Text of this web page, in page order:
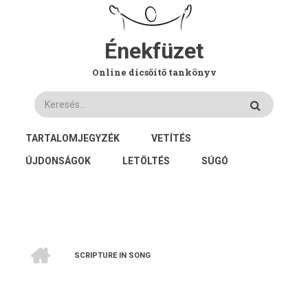
Énekfüzet
Online dicsőítő tankönyv
Keresés
FŐ
NAVIGÁCIÓ
TARTALOMJEGYZÉK VETÍTÉS
ÚJDONSÁGOK LETÖLTÉS SÚGÓ
SCRIPTURE IN SONG